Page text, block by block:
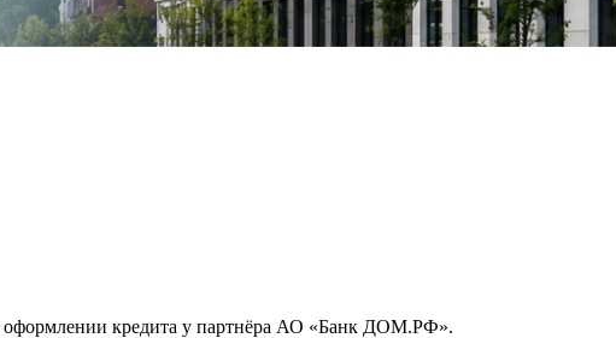
кредита у партнёра АО «Банк ДОМ.РФ».